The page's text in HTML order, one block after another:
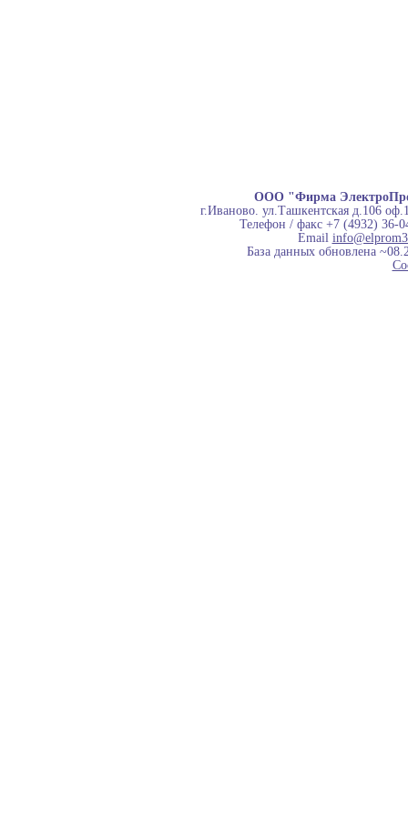
ООО "Фирма
г.Иваново. ул.Ташкентская д.106
Телефон / факс +7 (4932) 36-
Email
База данных обновлена